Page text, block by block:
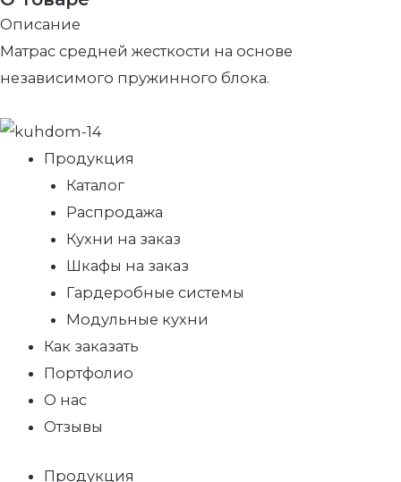
Описание
Матрас средней жесткости на основе
независимого пружинного блока.
Продукция
Каталог
Распродажа
Кухни на заказ
Шкафы на заказ
Гардеробные системы
Модульные кухни
Как заказать
Портфолио
О нас
Отзывы
Продукция